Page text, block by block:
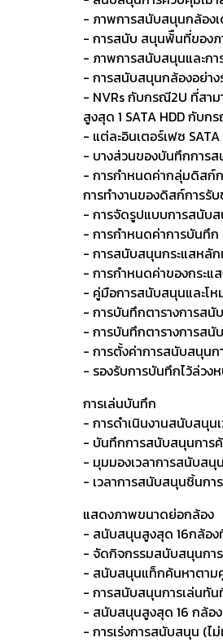
- ภาพการสนับสนุนกล้องเ
- การสนับ สนุนพ้ืนที่ของภ
- ภาพการสนับสนุนและกา
- การสนับสนุนกล้องอย่าง
- NVRs กับกรณี2U ที่สา
สูงสุด 1 SATA HDD กับก
- แต่ละอินเตอร์เฟซ
- บางส่วนของบันทึกการส
- การกำหนดค่ากลุ่มดิสก์
การทำงานของดิสก์การรั
- การจัดรูปแบบการสนับ
- การกำหนดค่าการบันทึก
- การสนับสนุนกระแสหลัก
- การกำหนดค่าของกระแ
- คู่มือการสนับสนุนและโ
- การบันทึกตารางการสนั
- การบันทึกตารางการส
- การตั้งค่าการสนับสนุนก
- รองรับการบันทึกไว้ล่วง
การเล่นบันทึก
- การดำเนินงานสนับสนุนเ
- บันทึกการสนับสนุนการ
- มุมมองเวลาการสนับสนุ
- เวลาการสนับสนุนชิ้นกา
แสดงภาพขนาดย่อกล้อง
- สนับสนุนสูงสุด 16กล้อง
- จัดกิจกรรมสนับสนุนกา
- สนับสนุนแท็กค้นหาตาม
- การสนับสนุนการเล่นทั
- สนับสนุนสูงสุด 16 กล้อง
- การเร่งการสนับสนุน (ไ